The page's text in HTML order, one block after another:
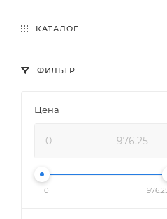
КАТАЛОГ
ФИЛЬТР
Цена
0